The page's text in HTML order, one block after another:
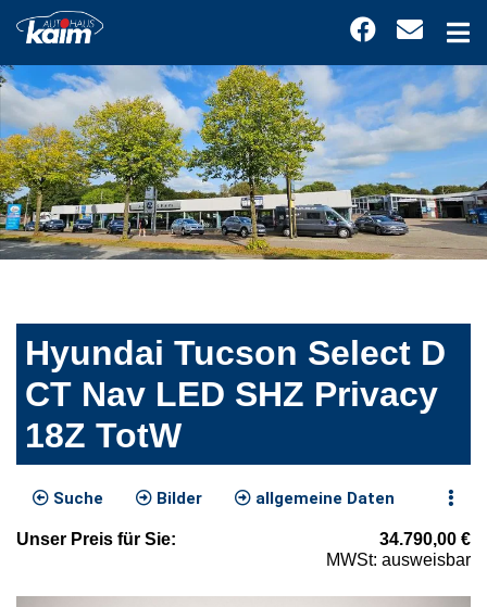
Hyundai Tucson Select D
CT Nav LED SHZ Privacy
18Z TotW
Suche Bilder allgemeine Daten
Unser Preis für Sie: 34.790,00 €
MWSt: ausweisbar